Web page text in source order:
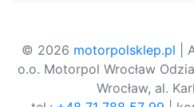
© 2026 motorpolsklep.pl |
o.o. Motorpol Wrocław
Wrocław, al.